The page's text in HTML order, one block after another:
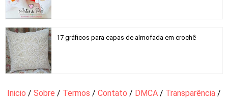
17 gráficos para capas de almofada em crochê
Inicio / Sobre / Termos / Contato / DMCA / Transparência /